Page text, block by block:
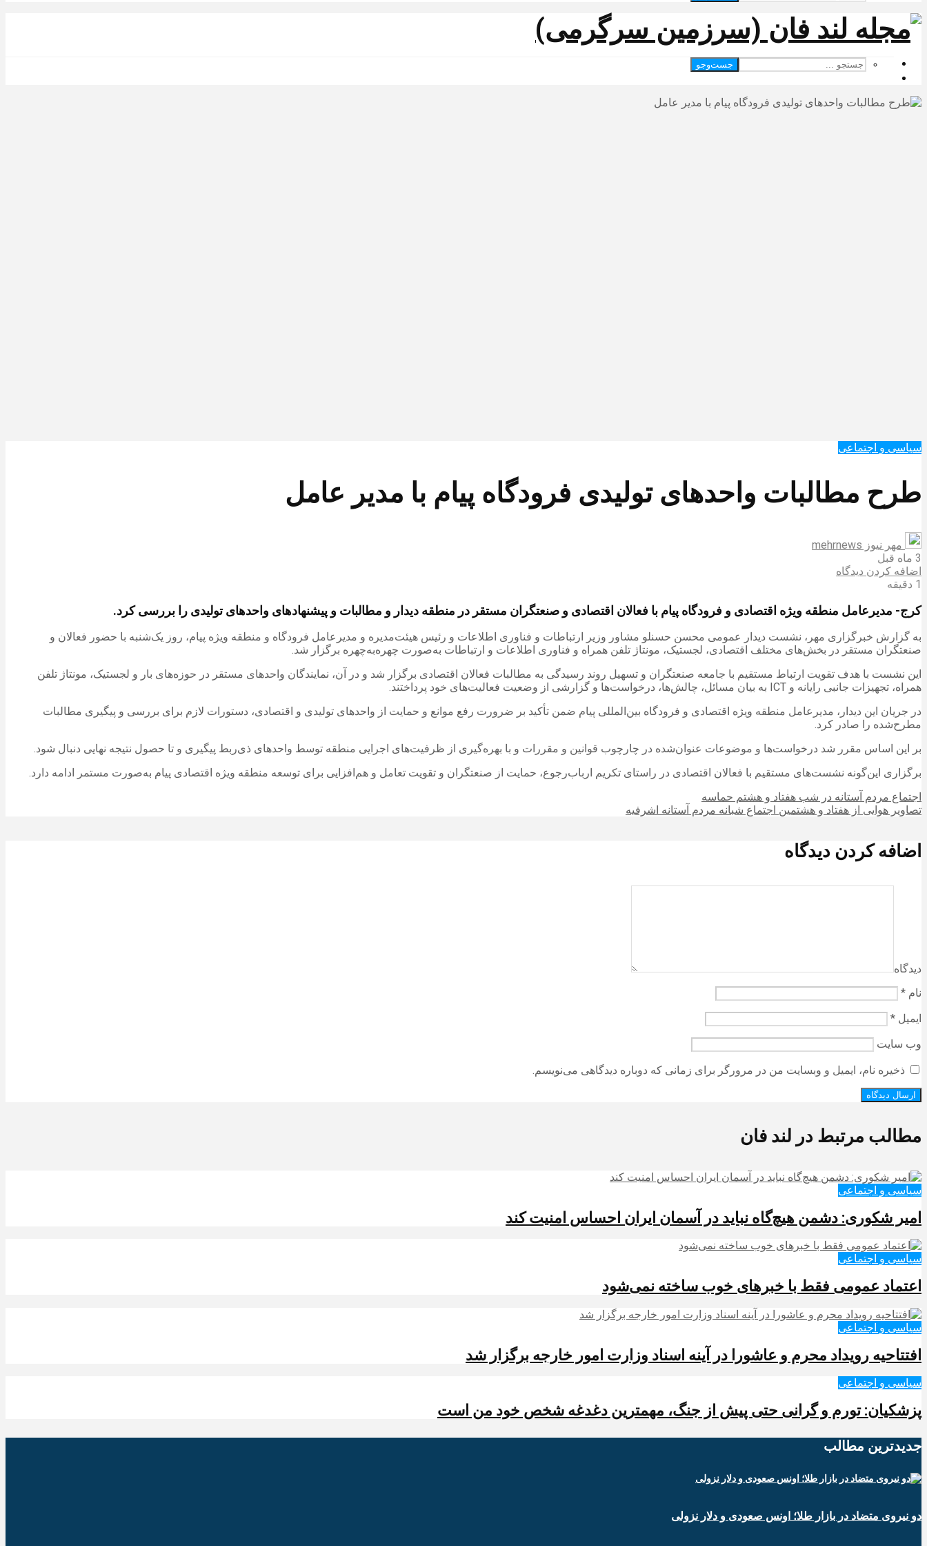
جست‌وجو
سیاسی و اجتماعی
طرح مطالبات واحدهای تولیدی فرودگاه پیام با مدیر عامل
مهر نیوز mehrnews
3 ماه قبل
اضافه کردن دیدگاه
1 دقیقه
کرج- مدیرعامل منطقه ویژه اقتصادی و فرودگاه پیام با فعالان اقتصادی و صنعتگران مستقر در منطقه دیدار و مطالبات و پیشنهادهای واحدهای تولیدی را بررسی کرد.
به گزارش خبرگزاری مهر، نشست دیدار عمومی محسن حسنلو مشاور وزیر ارتباطات و فناوری اطلاعات و رئیس هیئت‌مدیره و مدیرعامل فرودگاه و منطقه ویژه پیام، روز یک‌شنبه با حضور فعالان و
صنعتگران مستقر در بخش‌های مختلف اقتصادی، لجستیک، مونتاژ تلفن همراه و فناوری اطلاعات و ارتباطات به‌صورت چهره‌به‌چهره برگزار شد.
این نشست با هدف تقویت ارتباط مستقیم با جامعه صنعتگران و تسهیل روند رسیدگی به مطالبات فعالان اقتصادی برگزار شد و در آن، نمایندگان واحدهای مستقر در حوزه‌های بار و لجستیک، مونتاژ تلفن
همراه، تجهیزات جانبی رایانه و ICT به بیان مسائل، چالش‌ها، درخواست‌ها و گزارشی از وضعیت فعالیت‌های خود پرداختند.
در جریان این دیدار، مدیرعامل منطقه ویژه اقتصادی و فرودگاه بین‌المللی پیام ضمن تأکید بر ضرورت رفع موانع و حمایت از واحدهای تولیدی و اقتصادی، دستورات لازم برای بررسی و پیگیری مطالبات
مطرح‌شده را صادر کرد.
بر این اساس مقرر شد درخواست‌ها و موضوعات عنوان‌شده در چارچوب قوانین و مقررات و با بهره‌گیری از ظرفیت‌های اجرایی منطقه توسط واحدهای ذی‌ربط پیگیری و تا حصول نتیجه نهایی دنبال شود.
برگزاری این‌گونه نشست‌های مستقیم با فعالان اقتصادی در راستای تکریم ارباب‌رجوع، حمایت از صنعتگران و تقویت تعامل و هم‌افزایی برای توسعه منطقه ویژه اقتصادی پیام به‌صورت مستمر ادامه دارد.
اجتماع مردم آستانه در شب هفتاد و هشتم حماسه
تصاویر هوایی از هفتاد و هشتمین اجتماع شبانه مردم آستانه اشرفیه
اضافه کردن دیدگاه
دیدگاه
نام *
ایمیل *
وب‌ سایت
ذخیره نام، ایمیل و وبسایت من در مرورگر برای زمانی که دوباره دیدگاهی می‌نویسم.
مطالب مرتبط در لند فان
سیاسی و اجتماعی
امیر شکوری: دشمن هیچ‌گاه نباید در آسمان ایران احساس امنیت کند
سیاسی و اجتماعی
اعتماد عمومی فقط با خبرهای خوب ساخته نمی‌شود
سیاسی و اجتماعی
افتتاحیه رویداد محرم و عاشورا در آینه اسناد وزارت امور خارجه برگزار شد
سیاسی و اجتماعی
پزشکیان: تورم و گرانی حتی پیش از جنگ، مهمترین دغدغه شخص خود من است
جدیدترین‌ مطالب
دو نیروی متضاد در بازار طلا؛ اونس صعودی و دلار نزولی